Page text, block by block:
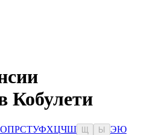
Кобулети
ОПРСТУФХЦЧШ Ы ЭЮ